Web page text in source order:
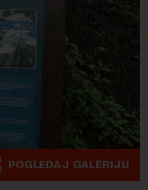
POGLEDAJ GALERIJU